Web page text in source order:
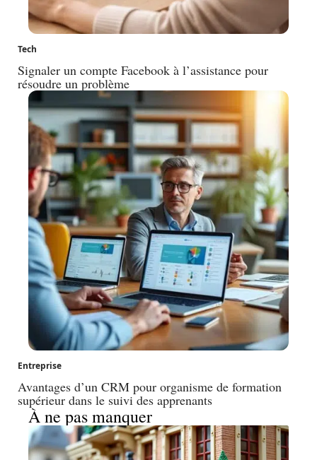
Tech
Signaler un compte Facebook à l’assistance pour
résoudre un problème
Entreprise
Avantages d’un CRM pour organisme de formation
supérieur dans le suivi des apprenants
À ne pas manquer